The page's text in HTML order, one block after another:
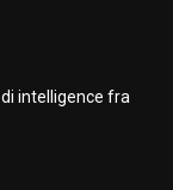
intelligence fra